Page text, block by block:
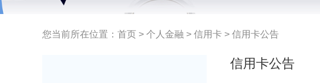
您当前所在位置： 首页 > 个人金融 > 信用卡 > 信用卡公告
信用卡公告